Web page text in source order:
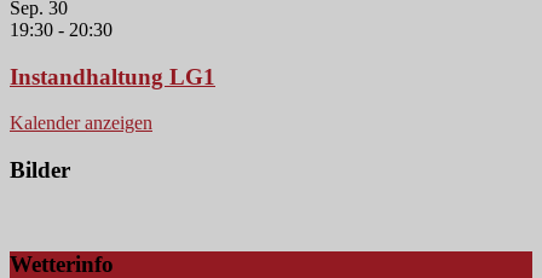
Sep. 30
19:30 - 20:30
Instandhaltung LG1
Kalender anzeigen
Bilder
Wetterinfo